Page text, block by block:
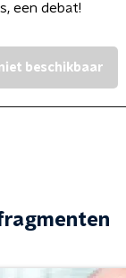
een debat!
beschikbaar